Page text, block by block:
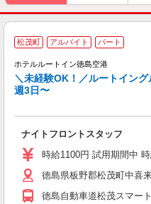
松茂町 アルバイト パート
ホテルルートイン徳島空港
＼未経験OK！／ルートイン
週3日〜
ナイトフロントスタッフ
時給1100円 試用期間中
徳島県板野郡松茂町中喜
徳島自動車道松茂スマー